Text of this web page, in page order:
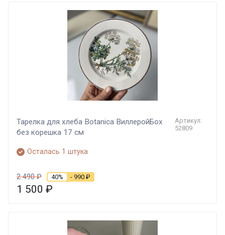
Тарелка для хлеба Botanica ВиллеройБох
без корешка 17 см
Артикул:
52809
Осталась 1 штука
2 490₽ 40% - 990 ₽
1 500 ₽